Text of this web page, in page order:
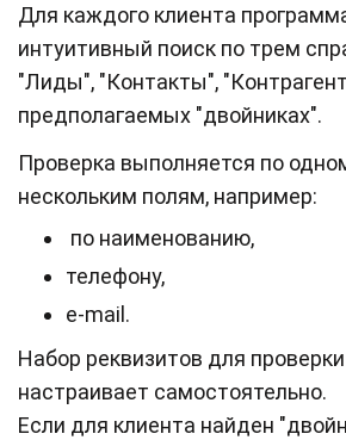
Для каждого клиента
интуитивный поиск по трем
"Лиды", "Контакты",
предполагаемых "двойниках".
Проверка выполняется по
нескольким полям, например:
по наименованию,
телефону,
e-mail.
Набор реквизитов для
настраивает самостоятельно.
Если для клиента найден